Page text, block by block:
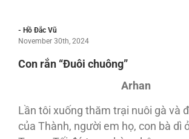
- Hồ Đắc Vũ
November 30th, 2024
Con rắn “Đuôi chuông”
Arhan
Lần tôi xuống thăm trại nuôi gà và
của Thành, người em họ, con bà dì